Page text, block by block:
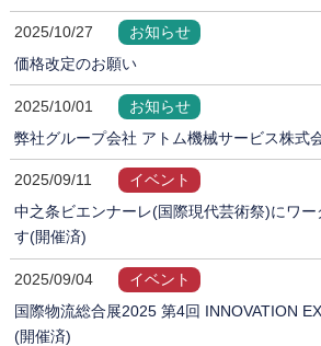
2025/10/27
お知らせ
価格改定のお願い
2025/10/01
お知らせ
弊社グループ会社 アトム機械サービス株式
2025/09/11
イベント
中之条ビエンナーレ(国際現代芸術祭)にワー
す(開催済)
2025/09/04
イベント
国際物流総合展2025 第4回 INNOVATION
(開催済)